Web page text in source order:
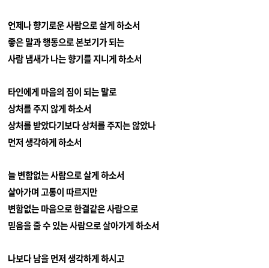
언제나 향기로운 사람으로 살게 하소서
좋은 말과 행동으로 본보기가 되는
사람 냄새가 나는 향기를 지니게 하소서
타인에게 마음의 짐이 되는 말로
상처를 주지 않게 하소서
상처를 받았다기보다 상처를 주지는 않았나
먼저 생각하게 하소서
늘 변함없는 사람으로 살게 하소서
살아가며 고통이 따르지만
변함없는 마음으로 한결같은 사람으로
믿음을 줄 수 있는 사람으로 살아가게 하소서
나보다 남을 먼저 생각하게 하시고